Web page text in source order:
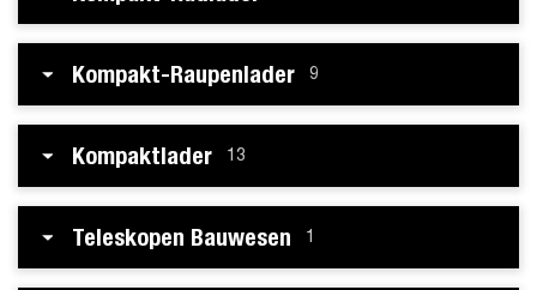
Kompakt-Raupenlader 9
Kompaktlader 13
Teleskopen Bauwesen 1